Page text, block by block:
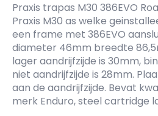
Praxis trapas M30 386EVO
Praxis M30 as welke
een frame met 386EVO
diameter 46mm breedte
lager aandrijfzijde is 30mm,
niet aandrijfzijde is 28mm.
aan de aandrijfzijde. Bevat
merk Enduro, steel cartridge